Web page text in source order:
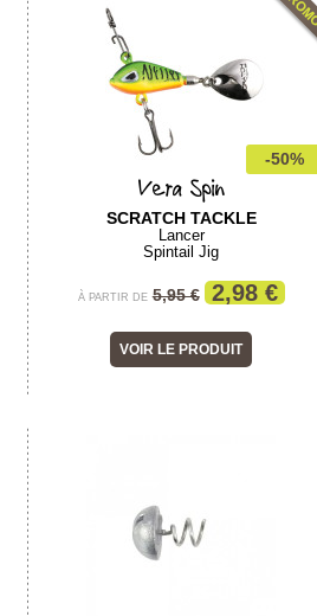
-50%
Vera Spin
SCRATCH TACKLE
Lancer
Spintail Jig
À PARTIR DE 5,95 € 2,98 €
VOIR LE PRODUIT